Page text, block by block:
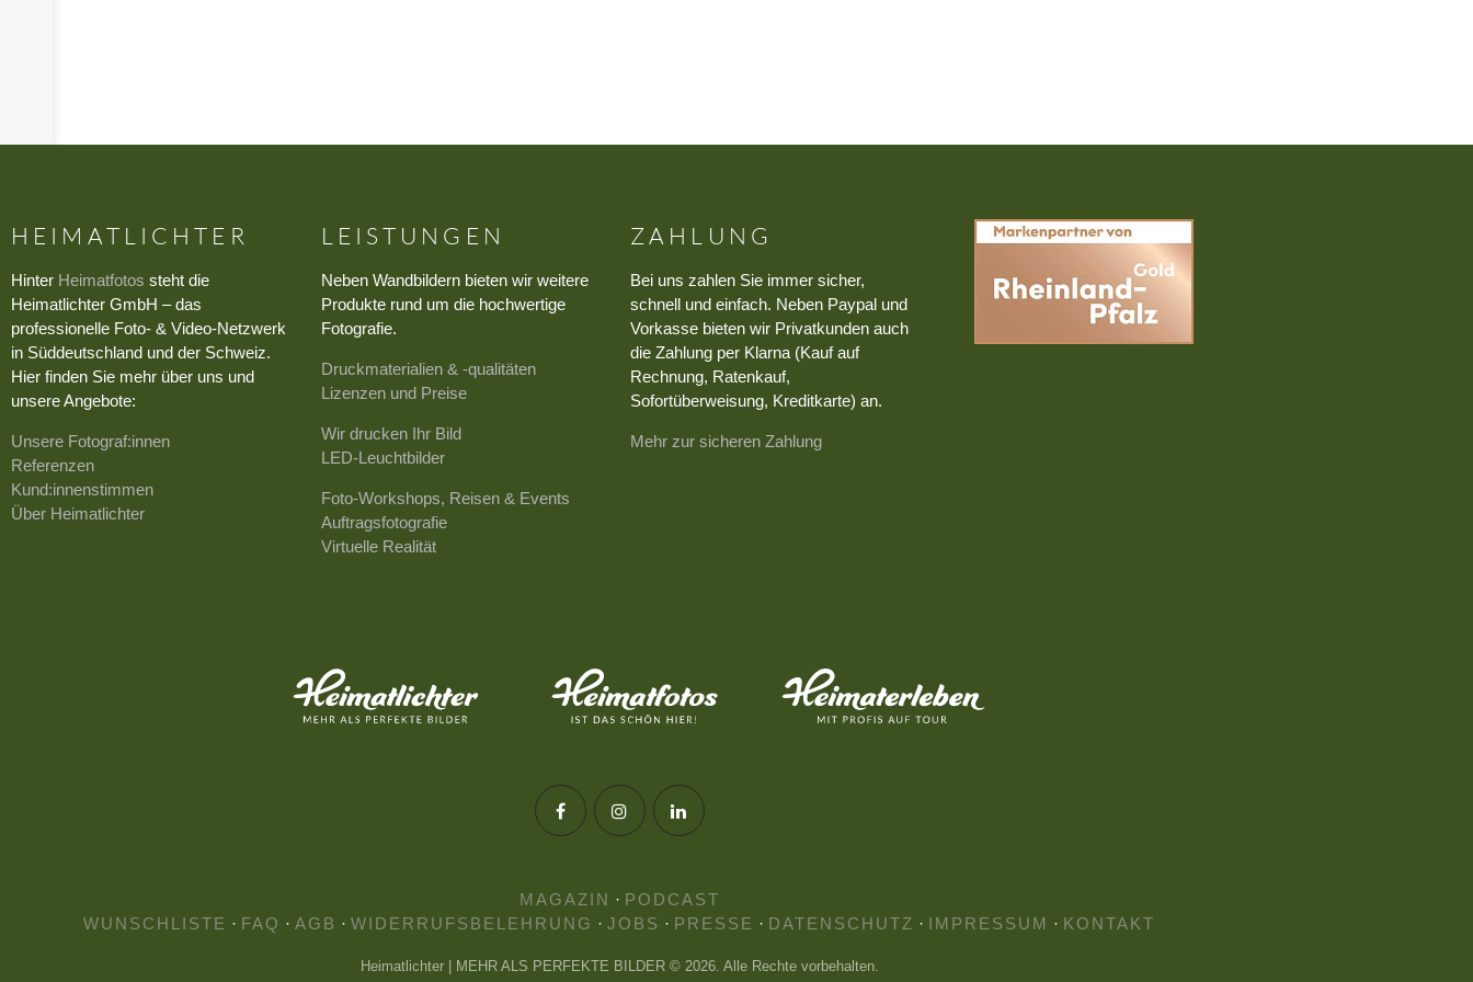
HEIMATLICHTER
Hinter Heimatfotos steht die
Heimatlichter GmbH – das
professionelle Foto- & Video-Netzwerk
in Süddeutschland und der Schweiz.
Hier finden Sie mehr über uns und
unsere Angebote:
Unsere Fotograf:innen
Referenzen
Kund:innenstimmen
Über Heimatlichter
LEISTUNGEN
Neben Wandbildern bieten wir weitere
Produkte rund um die hochwertige
Fotografie.
Druckmaterialien & -qualitäten
Lizenzen und Preise
Wir drucken Ihr Bild
LED-Leuchtbilder
Foto-Workshops, Reisen & Events
Auftragsfotografie
Virtuelle Realität
ZAHLUNG
Bei uns zahlen Sie immer sicher,
schnell und einfach. Neben Paypal und
Vorkasse bieten wir Privatkunden auch
die Zahlung per Klarna (Kauf auf
Rechnung, Ratenkauf,
Sofortüberweisung, Kreditkarte) an.
Mehr zur sicheren Zahlung
MAGAZIN · PODCAST
WUNSCHLISTE · FAQ · AGB · WIDERRUFSBELEHRUNG · JOBS · PRESSE · DATENSCHUTZ · IMPRESSUM · KONTAKT
Heimatlichter | MEHR ALS PERFEKTE BILDER © 2026. Alle Rechte vorbehalten.